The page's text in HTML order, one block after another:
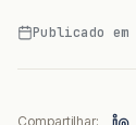
Publicado em
Compartilhar: